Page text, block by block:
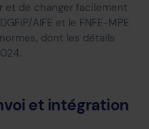
et de changer facilement
AIFE et le FNFE-MPE
dont les détails
et intégration